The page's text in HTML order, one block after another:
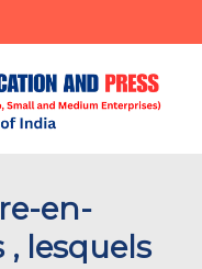
en-
, lesquels